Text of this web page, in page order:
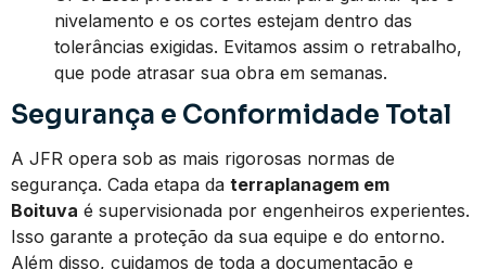
nivelamento e os cortes estejam dentro das
tolerâncias exigidas. Evitamos assim o retrabalho,
que pode atrasar sua obra em semanas.
Segurança e Conformidade Total
A JFR opera sob as mais rigorosas normas de
segurança. Cada etapa da terraplanagem em
Boituva é supervisionada por engenheiros experientes.
Isso garante a proteção da sua equipe e do entorno.
Além disso, cuidamos de toda a documentação e